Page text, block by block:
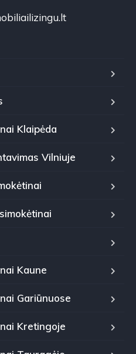
Klaipėda
Vilniuje
Kaune
Gariūnuose
Kretingoje